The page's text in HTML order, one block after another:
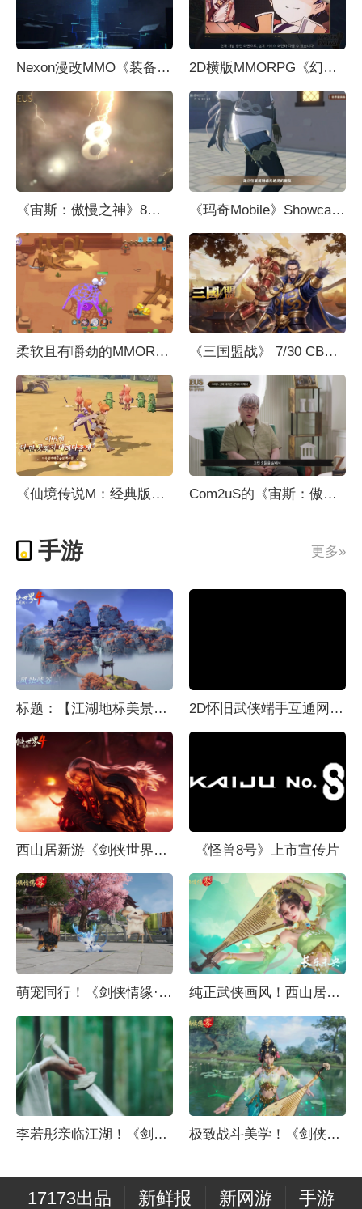
Nexon漫改MMO《装备仔：OVERGEARED》先导预告，2026年上线 2D横版MMORPG《幻想大师》首个制作视频今日发布
《宙斯：傲慢之神》8月7日举办线上展示会，发布日期届时公开 《玛奇Mobile》Showcase
柔软且有嚼劲的MMORPG，《史莱姆世界》游戏预告片 《三国盟战》 7/30 CBT正式开放
《仙境传说M：经典版》今日在韩国上线 Com2uS的《宙斯：傲慢之神》通过开发者视频（15日）解析“引向希腊神话的沉浸式设计”
手游 更多»
标题：【江湖地标美景】西山居《剑侠世界4：无限》无缝地图场景演示 2D怀旧武侠端手互通网游《逍遥江湖轻松版》首测宣传片
西山居新游《剑侠世界4：无限》首曝演示视频：新一代经典武侠 《怪兽8号》上市宣传片
萌宠同行！《剑侠情缘·零》宠物系统视频曝光 纯正武侠画风！西山居《剑侠情缘·零》打造情义江湖美学
李若彤亲临江湖！《剑侠情缘·零》全平台公测开启 极致战斗美学！《剑侠情缘·零》五大门派演武PV首曝
17173出品 新鲜报 新网游 手游